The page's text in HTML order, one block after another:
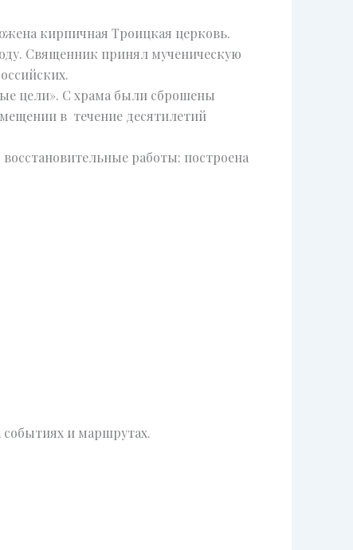
кирпичная Троицкая церковь.
Священник принял мученическую
цели». С храма были сброшены
в течение десятилетий
работы: построена
и маршрутах.